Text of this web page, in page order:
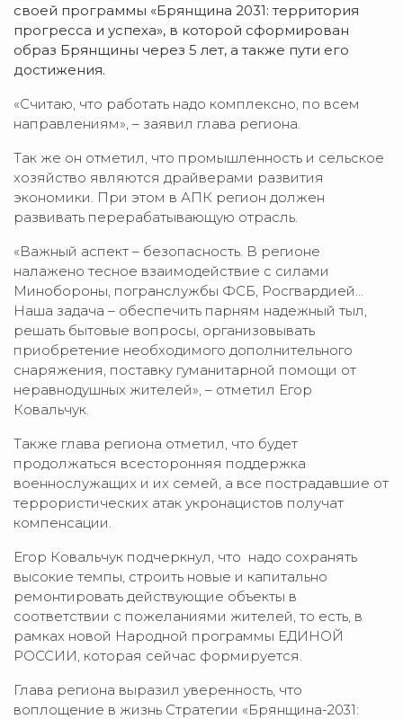
своей программы «Брянщина 2031: территория
прогресса и успеха», в которой сформирован
образ Брянщины через 5 лет, а также пути его
достижения.
«Считаю, что работать надо комплексно, по всем
направлениям», – заявил глава региона.
Так же он отметил, что промышленность и сельское
хозяйство являются драйверами развития
экономики. При этом в АПК регион должен
развивать перерабатывающую отрасль.
«Важный аспект – безопасность. В регионе
налажено тесное взаимодействие с силами
Минобороны, погранслужбы ФСБ, Росгвардией…
Наша задача – обеспечить парням надежный тыл,
решать бытовые вопросы, организовывать
приобретение необходимого дополнительного
снаряжения, поставку гуманитарной помощи от
неравнодушных жителей», – отметил Егор
Ковальчук.
Также глава региона отметил, что будет
продолжаться всесторонняя поддержка
военнослужащих и их семей, а все пострадавшие от
террористических атак укронацистов получат
компенсации.
Егор Ковальчук подчеркнул, что надо сохранять
высокие темпы, строить новые и капитально
ремонтировать действующие объекты в
соответствии с пожеланиями жителей, то есть, в
рамках новой Народной программы ЕДИНОЙ
РОССИИ, которая сейчас формируется.
Глава региона выразил уверенность, что
воплощение в жизнь Стратегии «Брянщина-2031: